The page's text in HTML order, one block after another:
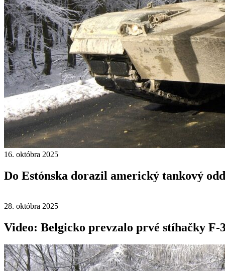
16. októbra 2025
Do Estónska dorazil americký tankový
28. októbra 2025
Video: Belgicko prevzalo prvé stíhačky F-